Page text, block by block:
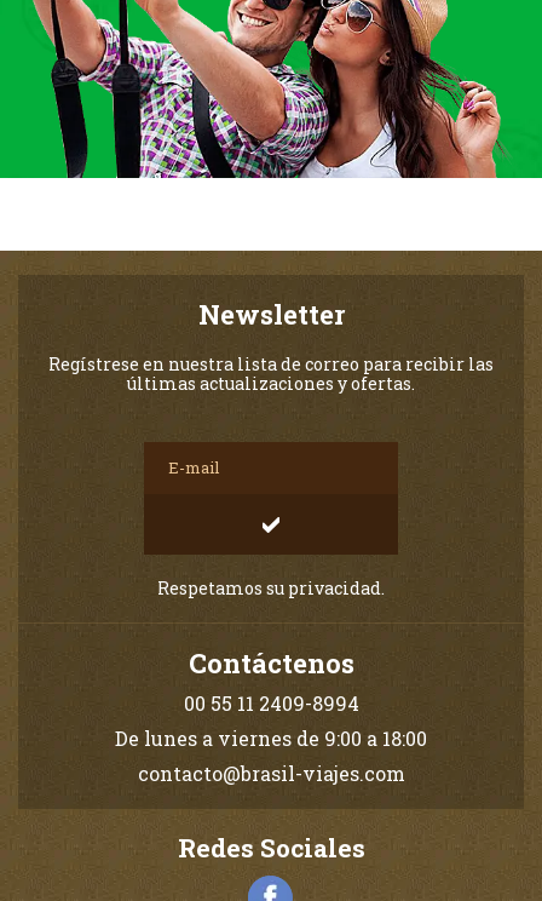
Newsletter
Regístrese en nuestra lista de correo para recibir las
últimas actualizaciones y ofertas.
Respetamos su privacidad.
Contáctenos
00 55 11 2409-8994
De lunes a viernes de 9:00 a 18:00
contacto@brasil-viajes.com
Redes Sociales